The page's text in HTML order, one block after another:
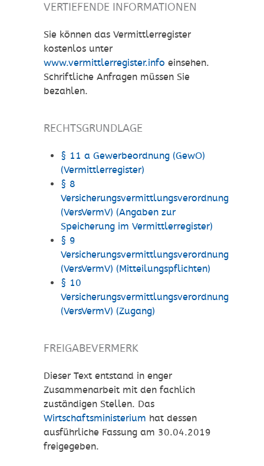
VERTIEFENDE INFORMATIONEN
Sie können das Vermittlerregister
kostenlos unter
www.vermittlerregister.info einsehen.
Schriftliche Anfragen müssen Sie
bezahlen.
RECHTSGRUNDLAGE
§ 11 a Gewerbeordnung (GewO)
(Vermittlerregister)
§ 8
Versicherungsvermittlungsverordnung
(VersVermV) (Angaben zur
Speicherung im Vermittlerregister)
§ 9
Versicherungsvermittlungsverordnung
(VersVermV) (Mitteilungspflichten)
§ 10
Versicherungsvermittlungsverordnung
(VersVermV) (Zugang)
FREIGABEVERMERK
Dieser Text entstand in enger
Zusammenarbeit mit den fachlich
zuständigen Stellen. Das
Wirtschaftsministerium hat dessen
ausführliche Fassung am 30.04.2019
freigegeben.